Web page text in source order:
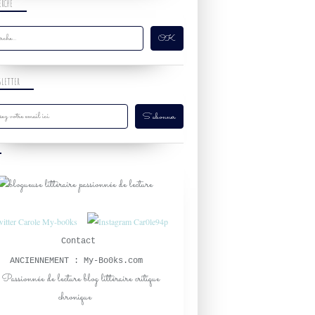
CONTEMPORAIN
DEUIL
AMITIÉ
Contact
ANCIENNEMENT : My-Bo0ks.com